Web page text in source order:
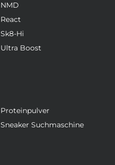
NMD
React
Sk8-Hi
Ultra Boost
Proteinpulver
Sneaker Suchmaschine